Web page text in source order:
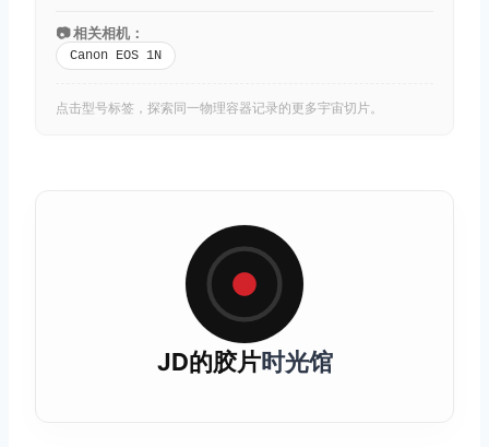
📷 相关相机：
Canon EOS 1N
点击型号标签，探索同一物理容器记录的更多宇宙切片。
JD的胶片时光馆